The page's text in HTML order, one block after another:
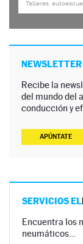
Recibe la
del mundo del
conducción y
APÚNTATE
SERVICIOS EL
Encuentra los
neumáticos…